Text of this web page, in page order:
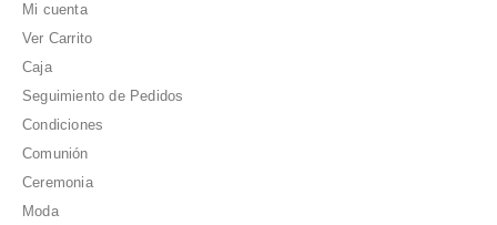
Mi cuenta
Ver Carrito
Caja
Seguimiento de Pedidos
Condiciones
Comunión
Ceremonia
Moda